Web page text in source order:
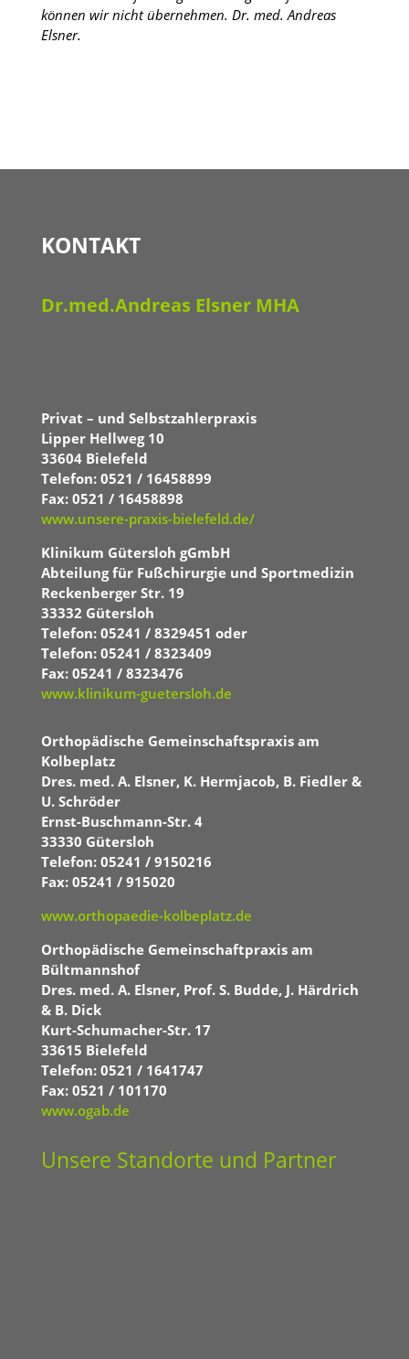
können wir nicht übernehmen. Dr. med. Andreas
Elsner.
KONTAKT
Dr.med.Andreas Elsner MHA
Privat – und Selbstzahlerpraxis
Lipper Hellweg 10
33604 Bielefeld
Telefon: 0521 / 16458899
Fax: 0521 / 16458898
www.unsere-praxis-bielefeld.de/
Klinikum Gütersloh gGmbH
Abteilung für Fußchirurgie und Sportmedizin
Reckenberger Str. 19
33332 Gütersloh
Telefon: 05241 / 8329451 oder
Telefon: 05241 / 8323409
Fax: 05241 / 8323476
www.klinikum-guetersloh.de
Orthopädische Gemeinschaftspraxis am
Kolbeplatz
Dres. med. A. Elsner, K. Hermjacob, B. Fiedler &
U. Schröder
Ernst-Buschmann-Str. 4
33330 Gütersloh
Telefon: 05241 / 9150216
Fax: 05241 / 915020
www.orthopaedie-kolbeplatz.de
Orthopädische Gemeinschaftpraxis am
Bültmannshof
Dres. med. A. Elsner, Prof. S. Budde, J. Härdrich
& B. Dick
Kurt-Schumacher-Str. 17
33615 Bielefeld
Telefon: 0521 / 1641747
Fax: 0521 / 101170
www.ogab.de
Unsere Standorte und Partner